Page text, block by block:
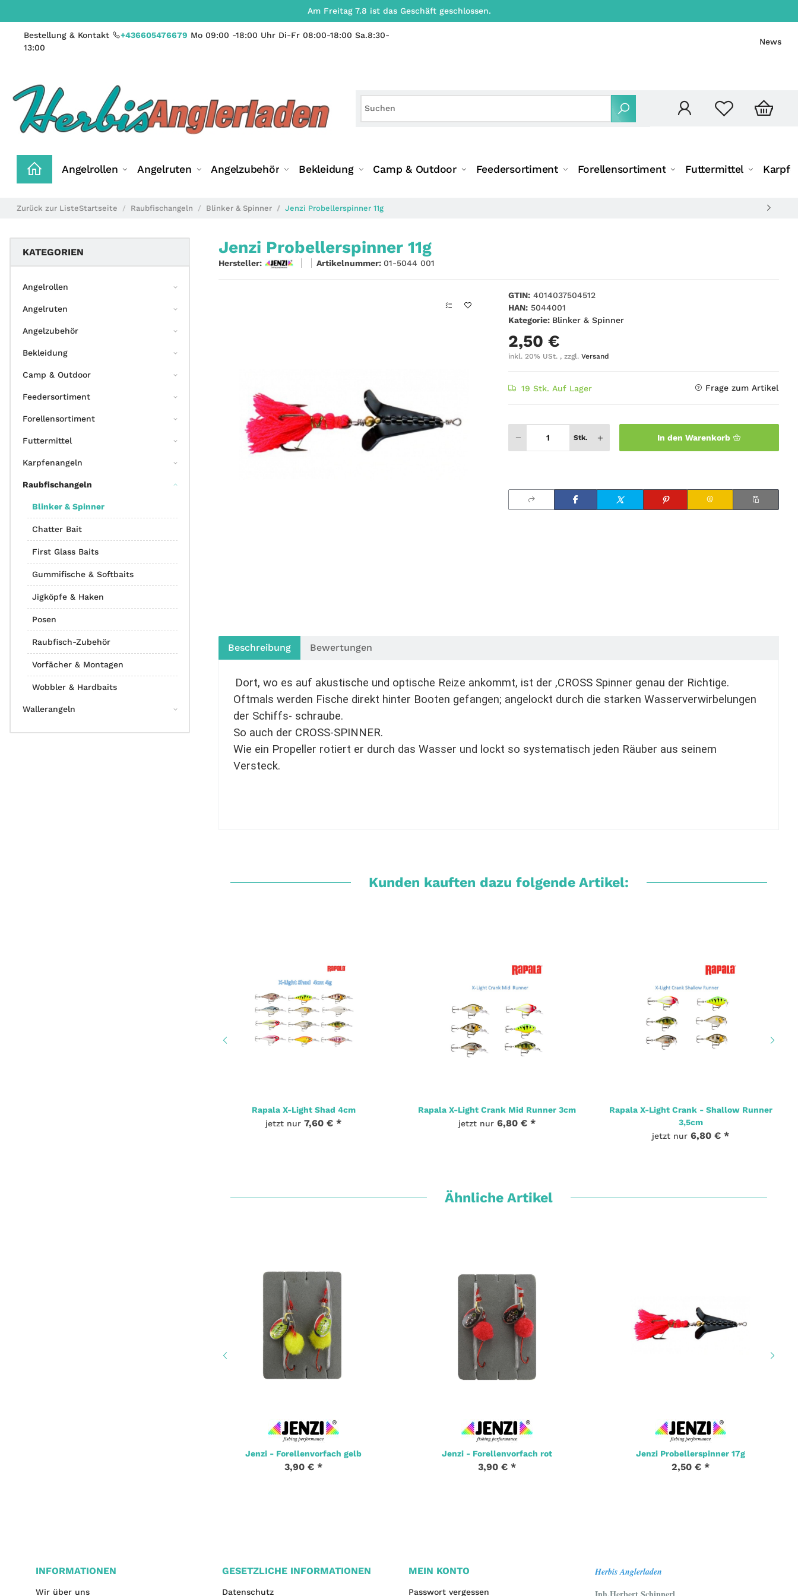
Am Freitag 7.8 ist das Geschäft geschlossen.
News
Bestellung & Kontakt +436605476679 Mo 09:00 -18:00 Uhr Di-Fr 08:00-18:00 Sa.8:30-
13:00
Angelrollen Angelruten Angelzubehör Bekleidung Camp & Outdoor Feedersortiment Forellensortiment Futtermittel
Zurück zur ListeStartseite Raubfischangeln Blinker & Spinner Jenzi Probellerspinner 11g
Jenzi Probellerspinner 11g
Hersteller: Artikelnummer: 01-5044 001
GTIN: 4014037504512
HAN: 5044001
Kategorie: Blinker & Spinner
2,50 €
inkl. 20% USt. , zzgl. Versand
19 Stk. Auf Lager Frage zum Artikel
Stk. In den Warenkorb
Beschreibung Bewertungen
Dort, wo es auf akustische und optische Reize ankommt, ist der ,CROSS Spinner genau der Richtige.
Oftmals werden Fische direkt hinter Booten gefangen; angelockt durch die starken Wasserverwirbelungen
der Schiffs- schraube.
So auch der CROSS-SPINNER.
Wie ein Propeller rotiert er durch das Wasser und lockt so systematisch jeden Räuber aus seinem
Versteck.
Kunden kauften dazu folgende Artikel:
Rapala X-Light Shad 4cm
jetzt nur 7,60 € *
Rapala X-Light Crank Mid Runner 3cm
jetzt nur 6,80 € *
Rapala X-Light Crank - Shallow Runner
3,5cm
jetzt nur 6,80 € *
Ähnliche Artikel
Jenzi - Forellenvorfach gelb
3,90 € *
Jenzi - Forellenvorfach rot
3,90 € *
Jenzi Probellerspinner 17g
2,50 € *
KATEGORIEN
Angelrollen
Angelruten
Angelzubehör
Bekleidung
Camp & Outdoor
Feedersortiment
Forellensortiment
Futtermittel
Karpfenangeln
Raubfischangeln
Blinker & Spinner
Chatter Bait
First Glass Baits
Gummifische & Softbaits
Jigköpfe & Haken
Posen
Raubfisch-Zubehör
Vorfächer & Montagen
Wobbler & Hardbaits
Wallerangeln
INFORMATIONEN
Wir über uns
GESETZLICHE INFORMATIONEN
Datenschutz
MEIN KONTO
Passwort vergessen
Herbis Anglerladen